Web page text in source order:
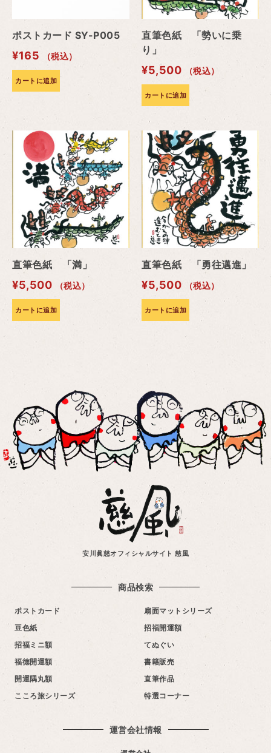
ポストカード SY-P005
¥165 （税込）
カートに追加
直筆色紙 「勢いに乗
り」
¥5,500 （税込）
カートに追加
直筆色紙 「満」
¥5,500 （税込）
カートに追加
直筆色紙 「勇往邁進」
¥5,500 （税込）
カートに追加
安川眞慈オフィシャルサイト 慈風
商品検索
ポストカード
豆色紙
招福ミニ額
福徳開運額
開運隅丸額
こころ旅シリーズ
扇面マットシリーズ
招福開運額
てぬぐい
書籍販売
直筆作品
特選コーナー
運営会社情報​